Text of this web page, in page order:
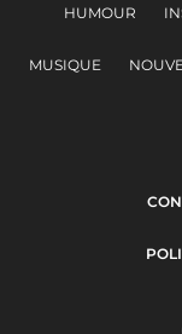
HUMOUR
MUSIQUE